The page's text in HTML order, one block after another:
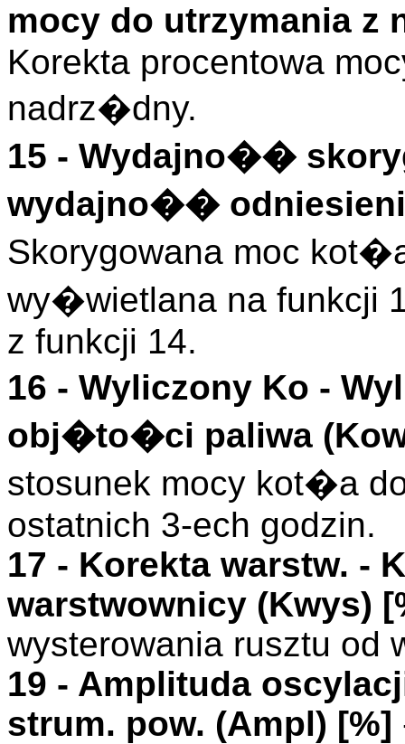
mocy do utrzymania z
Korekta procentowa
nadrz�dny.
15 - Wydajno��
wydajno��
Skorygowana moc
wy�wietlana na funkcji
z funkcji 14.
16 - Wyliczony Ko -
obj�to�ci paliwa (
stosunek mocy kot�a
ostatnich 3-ech godzin.
17 - Korekta warstw. -
warstwownicy (Kwys)
wysterowania rusztu od
19 - Amplituda
strum. pow. (Ampl) [%]